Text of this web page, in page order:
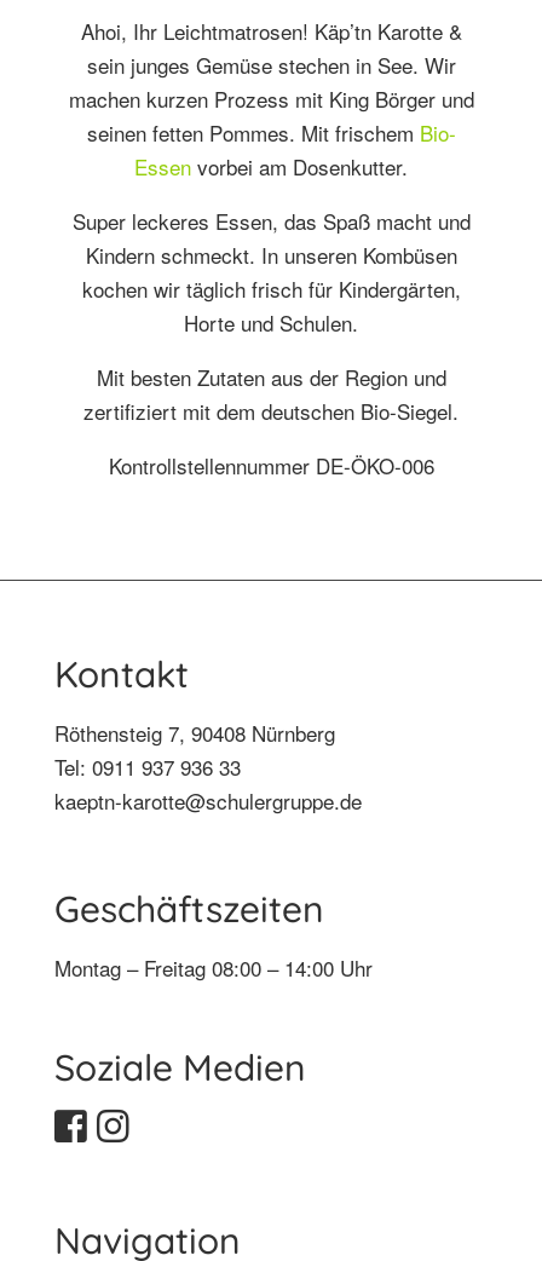
Ahoi, Ihr Leichtmatrosen! Käp’tn Karotte &
sein junges Gemüse stechen in See. Wir
machen kurzen Prozess mit King Börger und
seinen fetten Pommes. Mit frischem Bio-
Essen vorbei am Dosenkutter.
Super leckeres Essen, das Spaß macht und
Kindern schmeckt. In unseren Kombüsen
kochen wir täglich frisch für Kindergärten,
Horte und Schulen.
Mit besten Zutaten aus der Region und
zertifiziert mit dem deutschen Bio-Siegel.
Kontrollstellennummer DE-ÖKO-006
Kontakt
Röthensteig 7, 90408 Nürnberg
Tel: 0911 937 936 33
kaeptn-karotte@schulergruppe.de
Geschäftszeiten
Montag – Freitag 08:00 – 14:00 Uhr
Soziale Medien
Navigation